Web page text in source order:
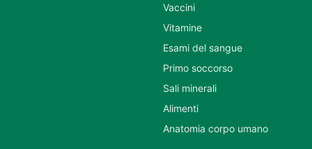
Vaccini
Vitamine
Esami del sangue
Primo soccorso
Sali minerali
Alimenti
Anatomia corpo umano